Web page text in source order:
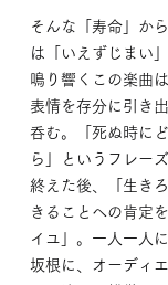
そんな「寿命」か
は「いえずじまい
鳴り響くこの楽曲
表情を存分に引き
呑む。「死ぬ時に
ら」というフレー
終えた後、「生き
きることへの肯定
イユ」。一人一人
坂根に、オーディ